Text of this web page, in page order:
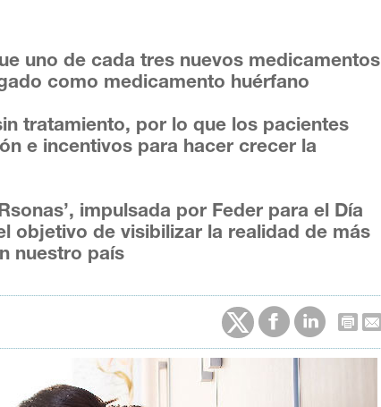
uno de cada tres nuevos medicamentos
como medicamento huérfano
tratamiento, por lo que los pacientes
e incentivos para hacer crecer la
impulsada por Feder para el Día
objetivo de visibilizar la realidad de más
nuestro país